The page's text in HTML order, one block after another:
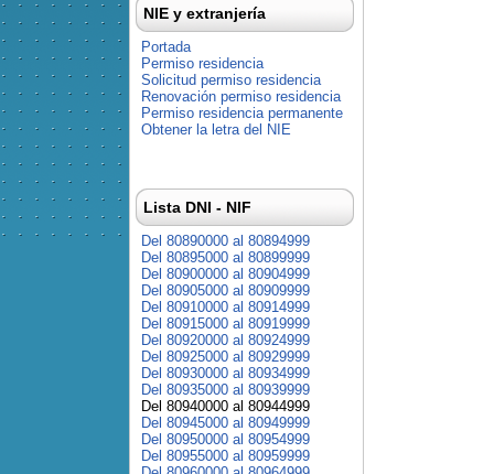
NIE y extranjería
Portada
Permiso residencia
Solicitud permiso residencia
Renovación permiso residencia
Permiso residencia permanente
Obtener la letra del NIE
Lista DNI - NIF
Del 80890000 al 80894999
Del 80895000 al 80899999
Del 80900000 al 80904999
Del 80905000 al 80909999
Del 80910000 al 80914999
Del 80915000 al 80919999
Del 80920000 al 80924999
Del 80925000 al 80929999
Del 80930000 al 80934999
Del 80935000 al 80939999
Del 80940000 al 80944999
Del 80945000 al 80949999
Del 80950000 al 80954999
Del 80955000 al 80959999